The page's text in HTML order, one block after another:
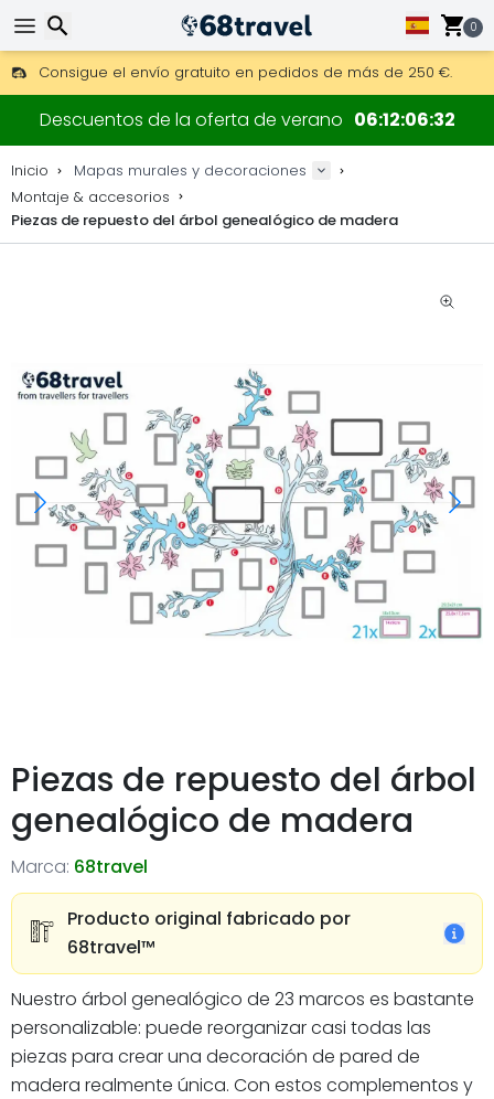
0
Consigue el envío gratuito en pedidos de más de 250 €.
Envío DHL 1 día disponible.
30 días para devoluciones, 90 días para mapas de madera
Descuentos de la oferta de verano 06120631
Inicio
Mapas murales y decoraciones
Montaje & accesorios
Piezas de repuesto del árbol genealógico de madera
Piezas de repuesto del árbol
genealógico de madera
Marca: 68travel
Producto original fabricado por
68travel™️
Nuestro árbol genealógico de 23 marcos es bastante
personalizable: puede reorganizar casi todas las
piezas para crear una decoración de pared de
madera realmente única. Con estos complementos y
Buscar
Buscar